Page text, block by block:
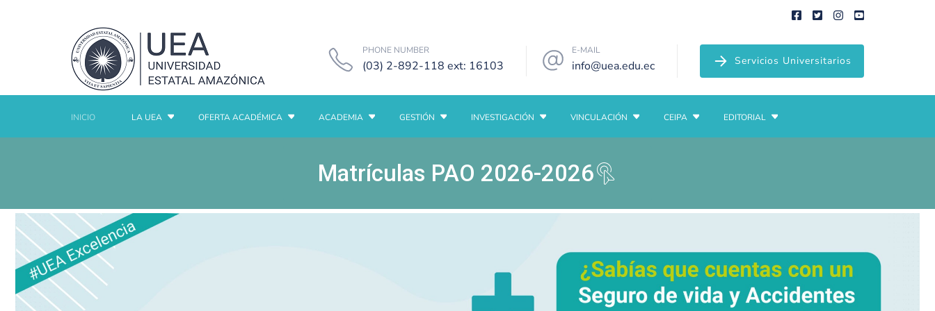
PHONE NUMBER
(03) 2-892-118 ext: 16103
E-MAIL
info@uea.edu.ec Servicios Universitarios
INICIO LA UEA OFERTA ACADÉMICA ACADEMIA GESTIÓN INVESTIGACIÓN VINCULACIÓN CEIPA EDITORIAL
Matrículas PAO 2026-2026